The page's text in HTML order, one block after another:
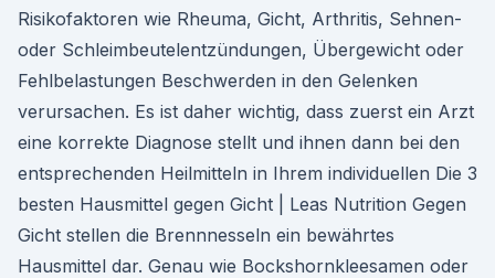
Risikofaktoren wie Rheuma, Gicht, Arthritis, Sehnen-
oder Schleimbeutelentzündungen, Übergewicht oder
Fehlbelastungen Beschwerden in den Gelenken
verursachen. Es ist daher wichtig, dass zuerst ein Arzt
eine korrekte Diagnose stellt und ihnen dann bei den
entsprechenden Heilmitteln in Ihrem individuellen Die 3
besten Hausmittel gegen Gicht | Leas Nutrition Gegen
Gicht stellen die Brennnesseln ein bewährtes
Hausmittel dar. Genau wie Bockshornkleesamen oder